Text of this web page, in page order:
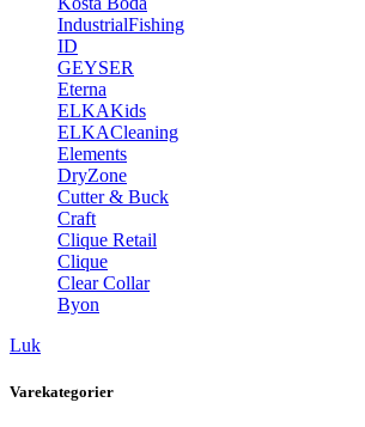
IndustrialFishing
ID
GEYSER
Eterna
ELKAKids
ELKACleaning
Elements
DryZone
Cutter & Buck
Craft
Clique Retail
Clique
Clear Collar
Byon
Luk
Varekategorier